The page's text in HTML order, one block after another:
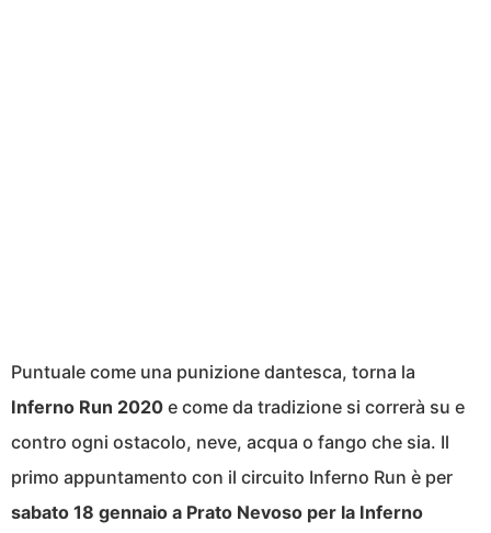
Puntuale come una punizione dantesca, torna la
Inferno Run 2020 e come da tradizione si correrà su e
contro ogni ostacolo, neve, acqua o fango che sia. Il
primo appuntamento con il circuito Inferno Run è per
sabato 18 gennaio a Prato Nevoso per la Inferno